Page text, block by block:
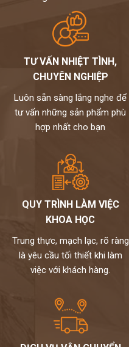
TƯ VẤN NHIỆT TÌNH,
CHUYÊN NGHIỆP
Luôn sẵn sàng lắng nghe để
tư vấn những sản phẩm phù
hợp nhất cho bạn
QUY TRÌNH LÀM VIỆC
KHOA HỌC
Trung thực, mạch lạc, rõ ràng
là yêu cầu tối thiết khi làm
việc với khách hàng.